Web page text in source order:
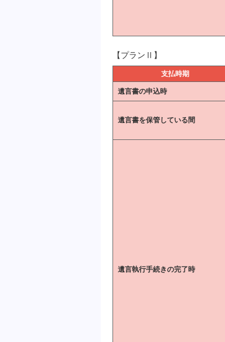
【プランⅡ】
支払時期
遺言書の申込時
遺言書を保管している間
遺言執行手続きの完了時